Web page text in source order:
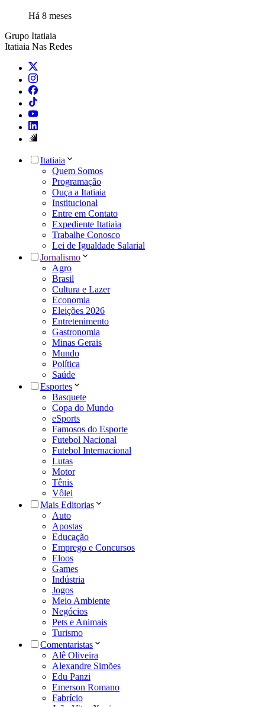
Há 8 meses
Grupo Itatiaia
Itatiaia Nas Redes
Itatiaia
Quem Somos
Programação
Ouça a Itatiaia
Institucional
Entre em Contato
Expediente Itatiaia
Trabalhe Conosco
Lei de Igualdade Salarial
Jornalismo
Agro
Brasil
Cultura e Lazer
Economia
Eleições 2026
Entretenimento
Gastronomia
Minas Gerais
Mundo
Política
Saúde
Esportes
Basquete
Copa do Mundo
eSports
Famosos do Esporte
Futebol Nacional
Futebol Internacional
Lutas
Motor
Tênis
Vôlei
Mais Editorias
Auto
Apostas
Educação
Emprego e Concursos
Eloos
Games
Indústria
Jogos
Meio Ambiente
Negócios
Pets e Animais
Turismo
Comentaristas
Alê Oliveira
Alexandre Simões
Edu Panzi
Emerson Romano
Fabrício